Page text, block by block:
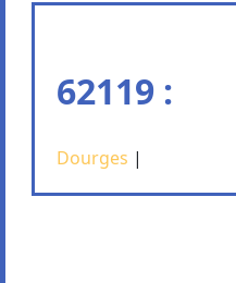
62119 :
Dourges |